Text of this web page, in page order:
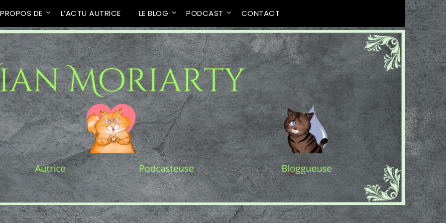
DE L’ACTU AUTRICE LE BLOG PODCAST CONTACT